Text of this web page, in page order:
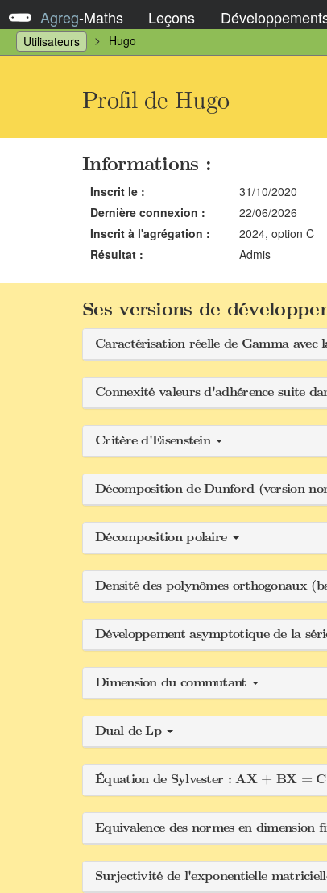
Agreg-Maths Leçons
Utilisateurs Hugo
Profil de Hugo
Informations :
Inscrit le :
31/10/2020
Dernière connexion :
22/06/2026
Inscrit à l'agrégation :
2024, option C
Résultat :
Admis
Ses versions de
Caractérisation réelle de Gamma avec
Connexité valeurs d'adhérence suite
Critère d'Eisenstein
Décomposition de Dunford (version
Décomposition polaire
Densité des polynômes orthogonaux
Développement asymptotique de la
Dimension du commutant
Dual de Lp
Équation de Sylvester : AX + BX = C
Equivalence des normes en dimension
Surjectivité de l'exponentielle